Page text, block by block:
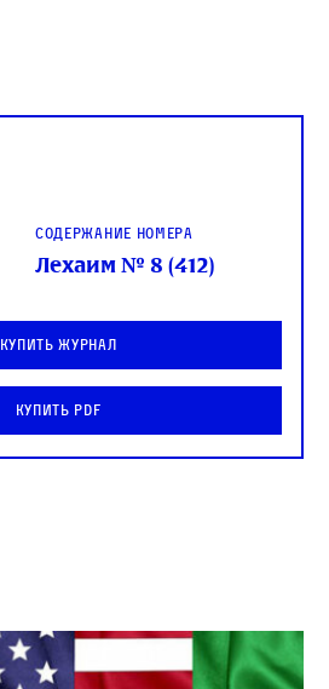
Содержание номера
Лехаим № 8 (412)
Купить журнал
Купить PDF